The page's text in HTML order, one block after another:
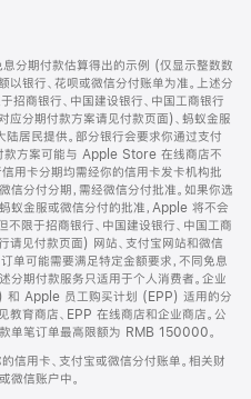
分期付款估算得出的示例 (仅显示整数数
以银行、花呗或微信分付账单为准。上述分
商银行、中国建设银行、中国工商银行
应分期付款方案请见付款页面)、蚂蚁金服
居民提供。部分银行会要求你通过支付
款方案可能与 Apple Store 在线商店不
用卡分期均需经你的信用卡发卡机构批
信分付分期，需经微信分付批准。如果你选
蚁金服或微信分付的批准，Apple 将不会
限于招商银行、中国建设银行、中国工商
请见付款页面) 网站、支付宝网站和微信
单可能需要满足特定金额要求，不同免息
分期付款服务只适用于个人消费者。企业
和 Apple 员工购买计划 (EPP) 适用的分
教育商店、EPP 在线商店和企业商店。公
单笔订单最高限额为 RMB 150000。
信用卡、支付宝或微信分付账单。相关财
微信账户中。